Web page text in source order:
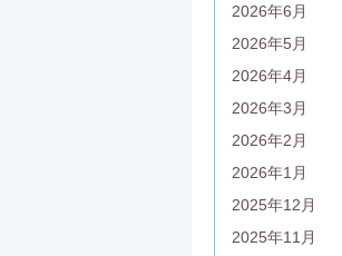
2026年6月
2026年5月
2026年4月
2026年3月
2026年2月
2026年1月
2025年12月
2025年11月